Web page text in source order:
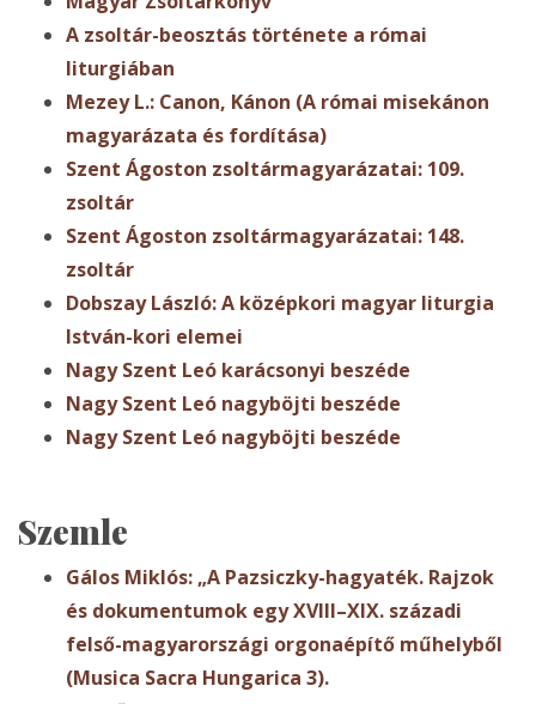
A zsoltár-beosztás története a római
liturgiában
Mezey L.: Canon, Kánon (A római misekánon
magyarázata és fordítása)
Szent Ágoston zsoltármagyarázatai: 109.
zsoltár
Szent Ágoston zsoltármagyarázatai: 148.
zsoltár
Dobszay László: A középkori magyar liturgia
István-kori elemei
Nagy Szent Leó karácsonyi beszéde
Nagy Szent Leó nagyböjti beszéde
Nagy Szent Leó nagyböjti beszéde
Szemle
Gálos Miklós: „A Pazsiczky-hagyaték. Rajzok
és dokumentumok egy XVIII–XIX. századi
felső-magyarországi orgonaépítő műhelyből
(Musica Sacra Hungarica 3).